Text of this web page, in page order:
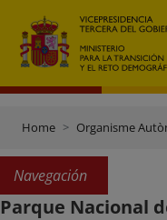
Home Organisme
Navegación
Parque Nacional